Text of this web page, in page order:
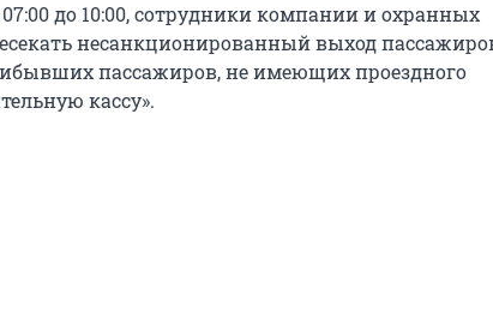
07:00 до 10:00, сотрудники компании и охранных
несанкционированный выход
пассажиров, не имеющих проездного
кассу».